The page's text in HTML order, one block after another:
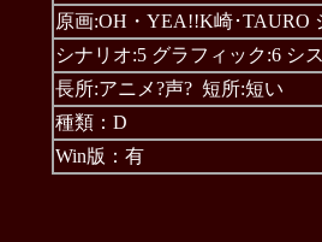
原画:OH・YEA!!K崎･TAURO
シナリオ:5 グラフィック:6 シ
長所:アニメ?声? 短所:短い
種類：D
Win版：有